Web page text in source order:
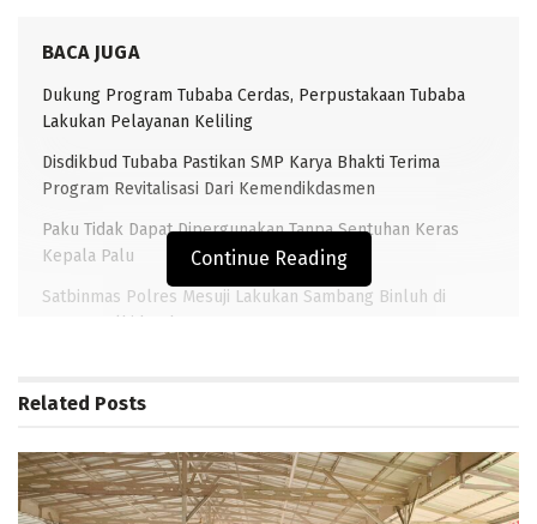
BACA JUGA
Dukung Program Tubaba Cerdas, Perpustakaan Tubaba
Lakukan Pelayanan Keliling
Disdikbud Tubaba Pastikan SMP Karya Bhakti Terima
Program Revitalisasi Dari Kemendikdasmen
Paku Tidak Dapat Dipergunakan Tanpa Sentuhan Keras
Kepala Palu
Satbinmas Polres Mesuji Lakukan Sambang Binluh di
Ponpes Alhidayah
TRANSLAMOUNG.COM (PANARAGAN)–
Kabupaten Tulangbawang Barat (Tubaba)yang menjadi
ujung tombak penanggulangan bencana api, akhir
Continue Reading
Related Posts